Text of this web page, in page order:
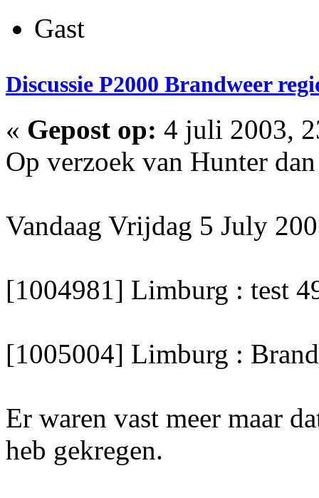
Gast
Discussie P2000 Brandweer
« Gepost op: 4 juli 2003,
Op verzoek van Hunter
Vandaag Vrijdag 5 July
[1004981] Limburg : test
[1005004] Limburg :
Er waren vast meer maar
heb gekregen.